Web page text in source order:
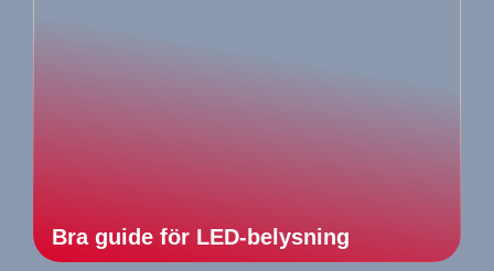
Bra guide för LED-belysning